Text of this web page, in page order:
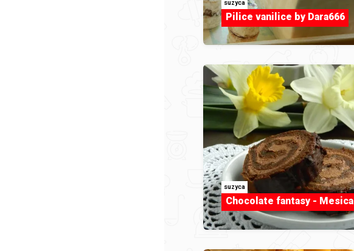
suzyca
Pilice vanilice by Dara666
suzyca
Chocolate fantasy - Mesica